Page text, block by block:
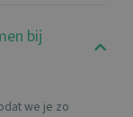
bij
we je zo